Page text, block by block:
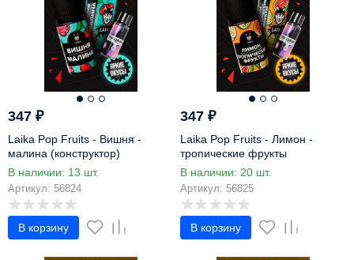
347 ₽
Laika Pop Fruits - Вишня -
малина (конструктор)
В наличии: 13 шт.
Артикул: 56824
В корзину
347₽
Laika Pop Fruits - Лимон -
тропические фрукты
(конструктор)
В наличии: 20 шт.
Артикул: 56825
В корзину